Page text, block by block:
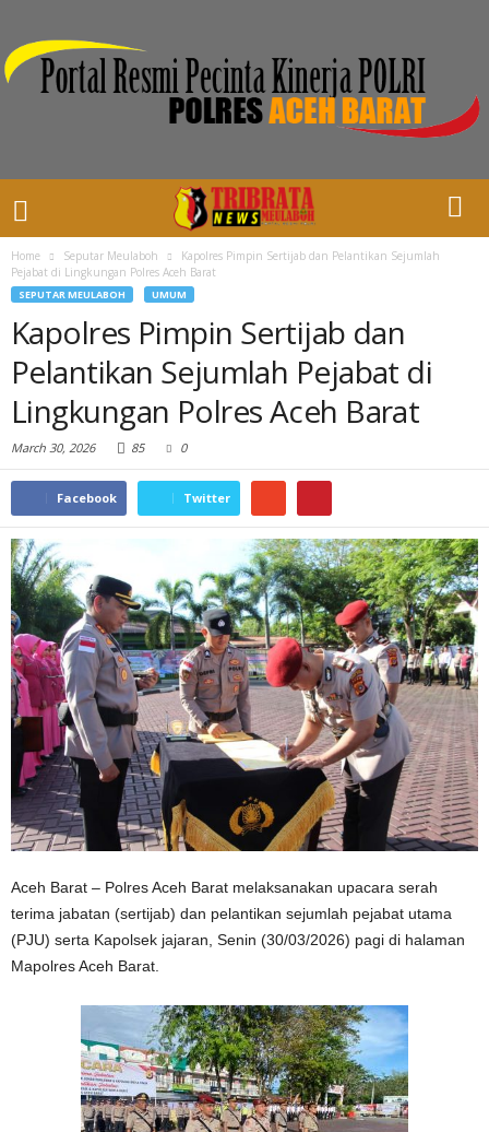
Home Seputar Meulaboh
Kapolres Pimpin Sertijab dan Pelantikan Sejumlah
Pejabat di Lingkungan Polres Aceh Barat
SEPUTAR MEULABOH UMUM
Kapolres Pimpin Sertijab dan
Pelantikan Sejumlah Pejabat di
Lingkungan Polres Aceh Barat
March 30, 2026 85 0
Facebook Twitter
Aceh Barat – Polres Aceh Barat melaksanakan upacara serah
terima jabatan (sertijab) dan pelantikan sejumlah pejabat utama
(PJU) serta Kapolsek jajaran, Senin (30/03/2026) pagi di halaman
Mapolres Aceh Barat.